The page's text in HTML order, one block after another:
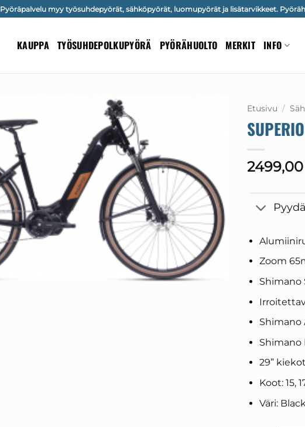
Pyöräpalvelu myy työsuhdepyörät, sähköpyörät, luomupyörät ja lisätarvikkeet.
KAUPPA TYÖSUHDEPOLKUPYÖRÄ PYÖRÄHUOLTO MERKIT INFO
Etusivu /
2499,00
Zoom
Shimano
Shimano
Shimano
29”
Koot: 15,
Väri: